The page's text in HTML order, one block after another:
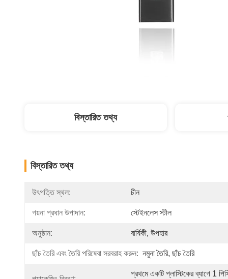
বিস্তারিত তথ্য
বিস্তারিত তথ্য
উৎপত্তি স্থল: চীন
গয়না প্রধান উপাদান: স্টেইনলেস স্টীল
অনুষ্ঠান: বার্ষিকী, উপহার
ছাঁচ তৈরি এবং তৈরি পরিষেবা সরবরাহ করুন: নমুনা তৈরি, ছাঁচ তৈরি
প্রথমে একটি প্লাস্টিকের ব্যাগে 1